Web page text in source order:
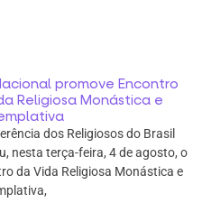
promove Encontro
Religiosa Monástica e
dos Religiosos do Brasil
nesta terça-feira, 4 de agosto, o
da Vida Religiosa Monástica e